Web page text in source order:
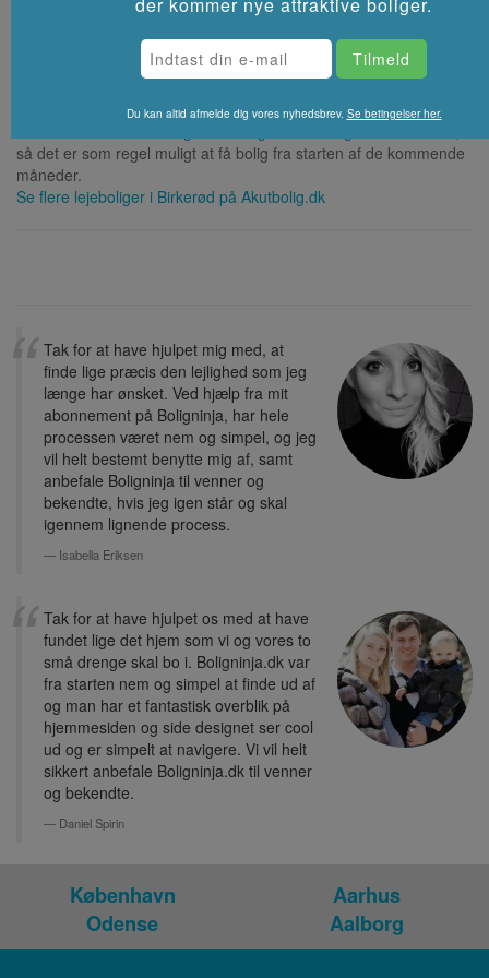
⚡ Hvor hurtigt kan man få bolig i
så det er som regel muligt at få bolig fra starten af de kommende
måneder.
Se flere lejeboliger i Birkerød på Akutbolig.dk
Tak for at have hjulpet mig med, at
finde lige præcis den lejlighed som jeg
længe har ønsket. Ved hjælp fra mit
abonnement på Boligninja, har hele
processen været nem og simpel, og jeg
vil helt bestemt benytte mig af, samt
anbefale Boligninja til venner og
bekendte, hvis jeg igen står og skal
igennem lignende process.
Isabella Eriksen
Tak for at have hjulpet os med at have
fundet lige det hjem som vi og vores to
små drenge skal bo i. Boligninja.dk var
fra starten nem og simpel at finde ud af
og man har et fantastisk overblik på
hjemmesiden og side designet ser cool
ud og er simpelt at navigere. Vi vil helt
sikkert anbefale Boligninja.dk til venner
og bekendte.
Daniel Spirin
København
Aarhus
Odense
Aalborg
der kommer nye attraktive boliger.
Du kan altid afmelde dig vores nyhedsbrev. Se betingelser her.